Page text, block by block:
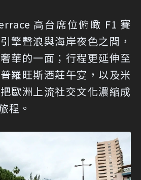
高台席位俯瞰 F1 賽
擎聲浪與海岸夜色之間，
華的一面；行程更延伸至
羅旺斯酒莊午宴，以及米
歐洲上流社交文化濃縮成
程。